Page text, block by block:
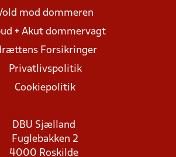
mod dommeren
+ Akut dommervagt
Forsikringer
Privatlivspolitik
Cookiepolitik
DBU Sjælland
Fuglebakken 2
4000 Roskilde